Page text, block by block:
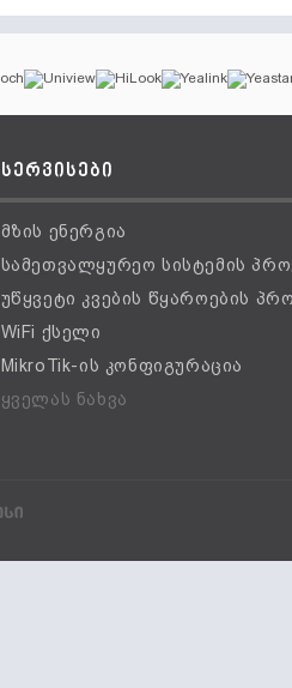
სერვისები
მზის ენერგია
სამეთვალყურეო სისტემის
უწყვეტი კვების წყაროების
WiFi ქსელი
MikroTik-ის კონფიგურაცია
ყველას ნახვა